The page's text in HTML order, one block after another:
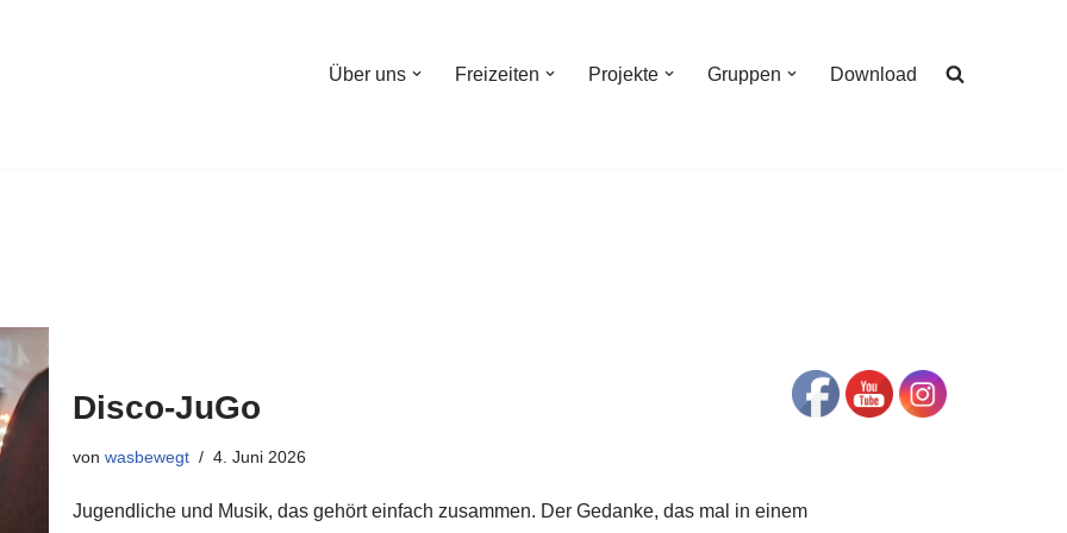
Über uns Freizeiten Projekte Gruppen Download
Disco-JuGo
vonwasbewegt 4. Juni 2026
Jugendliche und Musik, das gehört einfach zusammen. Der Gedanke, das mal in einem